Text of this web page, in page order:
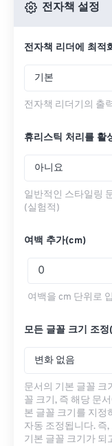
전자책 설정
전자책 리더에 최적
기본
전자책 리더기의 출
휴리스틱 처리를 활
아니요
일반적인 스타일링
(실험적)
여백 추가(cm)
여백을 cm 단위로
모든 글꼴 크기 조
변화 없음
문서의 기본 글꼴 크
꼴 크기, 즉 해당 문
본 글꼴 크기를 지정
자동 조정됩니다. 즉
기본 글꼴 크기가 되